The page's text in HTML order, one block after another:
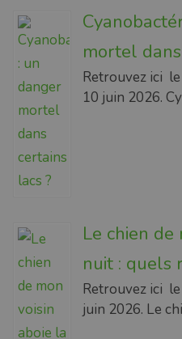
mortel
Retrouvez ici le
10 juin 2026.
Le chien de
nuit : quels
Retrouvez ici le
juin 2026. Le